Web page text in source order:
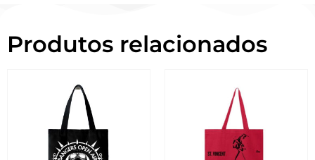
Produtos relacionados